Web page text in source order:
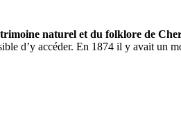
naturel et du folklore de
d’y accéder. En 1874 il y avait un